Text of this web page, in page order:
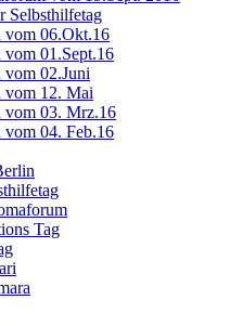
Selbsthilfetag
vom 06.Okt.16
01.Sept.16
vom 02.Juni
vom 12. Mai
vom 03. Mrz.16
vom 04. Feb.16
Tag